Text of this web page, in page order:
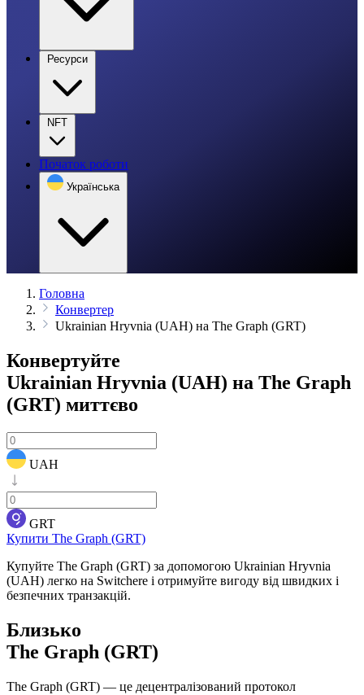
Ресурси
NFT
Початок роботи
Українська
Головна
Конвертер
Ukrainian Hryvnia (UAH) на The Graph (GRT)
Конвертуйте
Ukrainian Hryvnia (UAH) на The Graph
(GRT) миттєво
UAH
GRT
Купити The Graph (GRT)
Купуйте The Graph (GRT) за допомогою Ukrainian Hryvnia
(UAH) легко на Switchere і отримуйте вигоду від швидких і
безпечних транзакцій.
Близько
The Graph (GRT)
The Graph (GRT) — це децентралізований протокол